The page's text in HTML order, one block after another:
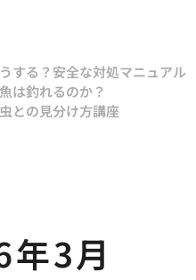
する？安全な対処マニュアル
は釣れるのか？
との見分け方講座
3月